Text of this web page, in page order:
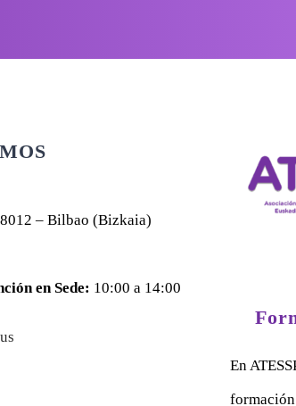
– Bilbao (Bizkaia)
en Sede: 10:00 a 14:00
En